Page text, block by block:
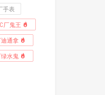
手表
C厂鬼王
迪通拿
绿水鬼